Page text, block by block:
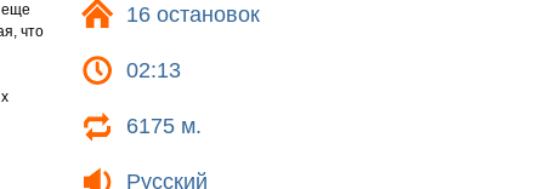
еще
что
16 остановок
02:13
6175 м.
Русский